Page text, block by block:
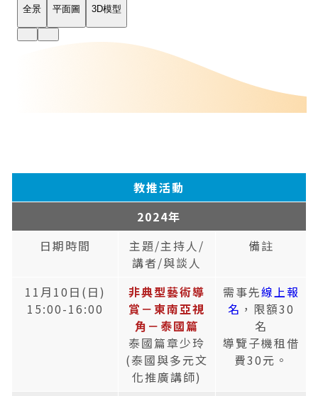
教推活動
2024年
日期時間
主題/主持人/
講者/與談人
備註
11月10日(日)
15:00-16:00
非典型藝術導
賞－東南亞視
角－泰國篇
泰國篇章少玲
(泰國與多元文
化推廣講師)
需事先線上報
名 ，限額30
名
導覽子機租借
費30元。